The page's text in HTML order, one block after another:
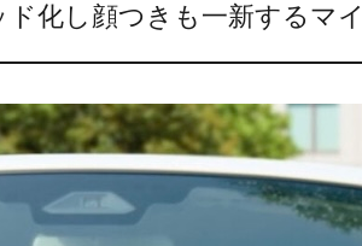
化し顔つきも一新するマ